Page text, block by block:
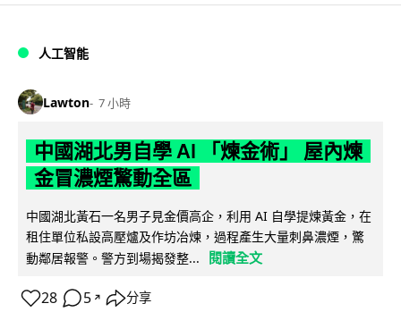
人工智能
Lawton 7 小時
中國湖北男自學 AI 「煉金術」 屋內煉
金冒濃煙驚動全區
中國湖北黃石一名男子見金價高企，利用 AI 自學提煉黃金，在
租住單位私設高壓爐及作坊冶煉，過程產生大量刺鼻濃煙，驚
動鄰居報警。警方到場揭發整...
閱讀全文
28 5 ↗ 分享